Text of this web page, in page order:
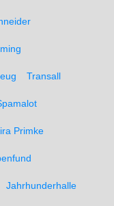
Transall
Primke
Jahrhunderhalle